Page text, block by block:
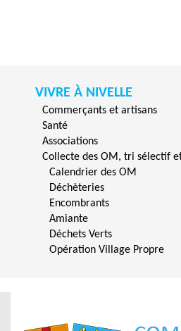
VIVRE À NIVELLE
Commerçants et artisans
Santé
Associations
Collecte des OM, tri sélectif
Calendrier des OM
Déchèteries
Encombrants
Amiante
Déchets Verts
Opération Village Propre